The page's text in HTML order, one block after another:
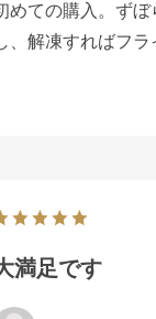
めての購入。ず
、解凍すればフ
満足です